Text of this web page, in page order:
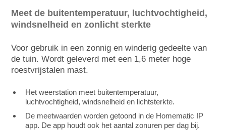
Meet de buitentemperatuur, luchtvochtigheid,
windsnelheid en zonlicht sterkte
Voor gebruik in een zonnig en winderig gedeelte van
de tuin. Wordt geleverd met een 1,6 meter hoge
roestvrijstalen mast.
Het weerstation meet buitentemperatuur,
luchtvochtigheid, windsnelheid en lichtsterkte.
De meetwaarden worden getoond in de Homematic IP
app. De app houdt ook het aantal zonuren per dag bij.